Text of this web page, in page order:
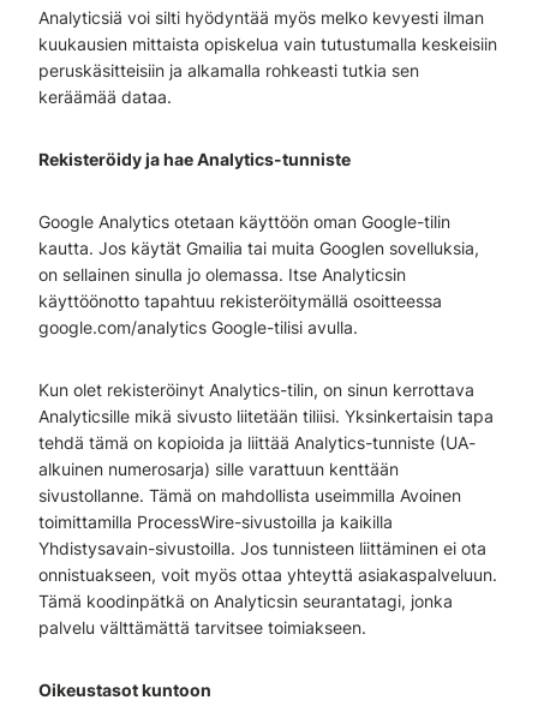
Analyticsiä voi silti hyödyntää myös melko kevyesti ilman
kuukausien mittaista opiskelua vain tutustumalla keskeisiin
peruskäsitteisiin ja alkamalla rohkeasti tutkia sen
keräämää dataa.
Rekisteröidy ja hae Analytics-tunniste
Google Analytics otetaan käyttöön oman Google-tilin
kautta. Jos käytät Gmailia tai muita Googlen sovelluksia,
on sellainen sinulla jo olemassa. Itse Analyticsin
käyttöönotto tapahtuu rekisteröitymällä osoitteessa
google.com/analytics Google-tilisi avulla.
Kun olet rekisteröinyt Analytics-tilin, on sinun kerrottava
Analyticsille mikä sivusto liitetään tiliisi. Yksinkertaisin tapa
tehdä tämä on kopioida ja liittää Analytics-tunniste (UA-
alkuinen numerosarja) sille varattuun kenttään
sivustollanne. Tämä on mahdollista useimmilla Avoinen
toimittamilla ProcessWire-sivustoilla ja kaikilla
Yhdistysavain-sivustoilla. Jos tunnisteen liittäminen ei ota
onnistuakseen, voit myös ottaa yhteyttä asiakaspalveluun.
Tämä koodinpätkä on Analyticsin seurantatagi, jonka
palvelu välttämättä tarvitsee toimiakseen.
Oikeustasot kuntoon